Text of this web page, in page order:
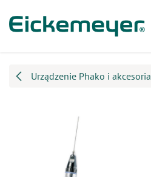
Urządzenie Phako i akcesoria